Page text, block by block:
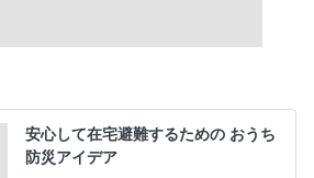
安心して在宅避難するための おうち
防災アイデア